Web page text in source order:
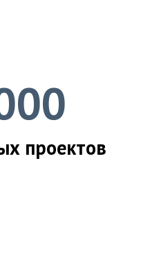
проектов